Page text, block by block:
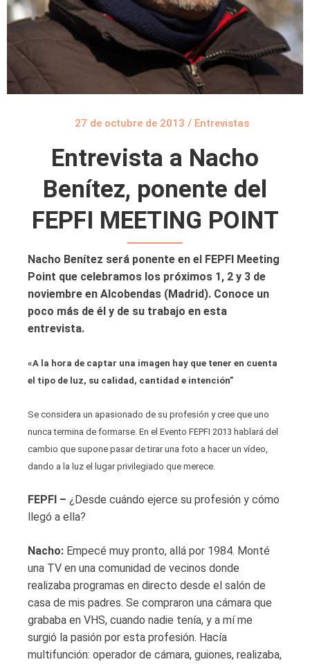
27 de octubre de 2013 / Entrevistas
Entrevista a Nacho
Benítez, ponente del
FEPFI MEETING POINT
Nacho Benítez será ponente en el FEPFI Meeting
Point que celebramos los próximos 1, 2 y 3 de
noviembre en Alcobendas (Madrid). Conoce un
poco más de él y de su trabajo en esta
entrevista.
«A la hora de captar una imagen hay que tener en cuenta
el tipo de luz, su calidad, cantidad e intención”
Se considera un apasionado de su profesión y cree que uno
nunca termina de formarse. En el Evento FEPFI 2013 hablará del
cambio que supone pasar de tirar una foto a hacer un vídeo,
dando a la luz el lugar privilegiado que merece.
FEPFI – ¿Desde cuándo ejerce su profesión y cómo
llegó a ella?
Nacho: Empecé muy pronto, allá por 1984. Monté
una TV en una comunidad de vecinos donde
realizaba programas en directo desde el salón de
casa de mis padres. Se compraron una cámara que
grababa en VHS, cuando nadie tenía, y a mí me
surgió la pasión por esta profesión. Hacía
multifunción: operador de cámara, guiones, realizaba,